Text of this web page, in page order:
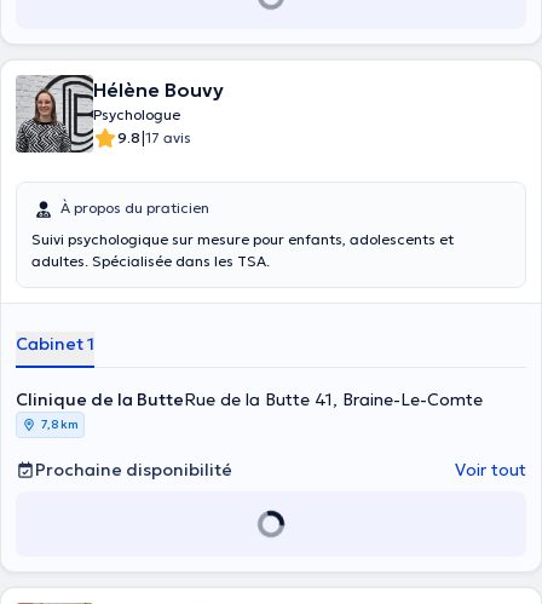
Hélène Bouvy
Psychologue
9.8|17 avis
À propos du praticien
Suivi psychologique sur mesure pour enfants, adolescents et
adultes. Spécialisée dans les TSA.
Cabinet 1
Clinique de la ButteRue de la Butte 41, Braine-Le-Comte
7,8 km
Prochaine disponibilité Voir tout